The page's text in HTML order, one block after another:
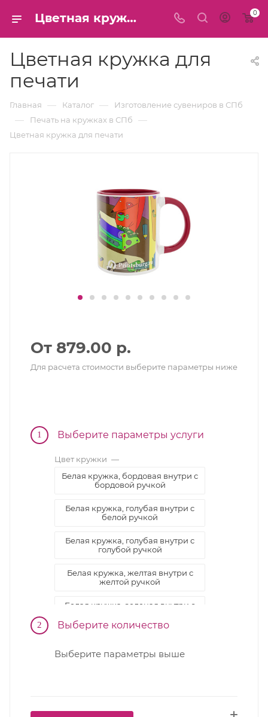
Цветная кружка для печати принта в СПб 0
Цветная кружка для
печати
Главная — Каталог — Изготовление сувениров в СПб
— Печать на кружках в СПб —
Цветная кружка для печати
От 879.00 р.
Для расчета стоимости выберите параметры ниже
1 Выберите параметры услуги
Цвет кружки —
Белая кружка, бордовая внутри с
бордовой ручкой
Белая кружка, голубая внутри с
белой ручкой
Белая кружка, голубая внутри с
голубой ручкой
Белая кружка, желтая внутри с
желтой ручкой
Белая кружка, зеленая внутри с
розовой ручкой
2 Выберите количество
Выберите параметры выше